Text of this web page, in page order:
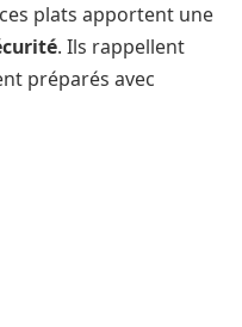
plats apportent une
. Ils rappellent
préparés avec